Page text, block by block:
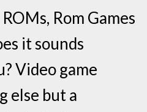
Rom Games
it sounds
Video game
else but a